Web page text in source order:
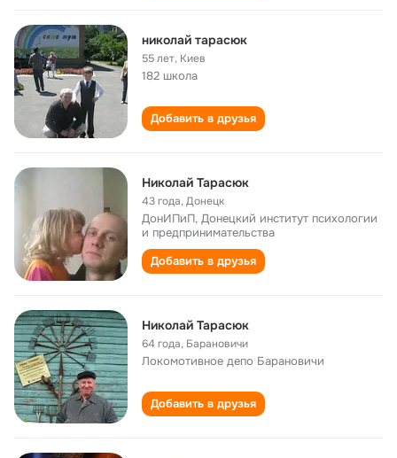
николай тарасюк
55 лет, Киев
182 школа
Добавить в друзья
Николай Тарасюк
43 года,Донецк
ДонИПиП, Донецкий институт психологии
и предпринимательства
Добавить в друзья
Николай Тарасюк
64 года, Барановичи
Локомотивное депо Барановичи
Добавить в друзья